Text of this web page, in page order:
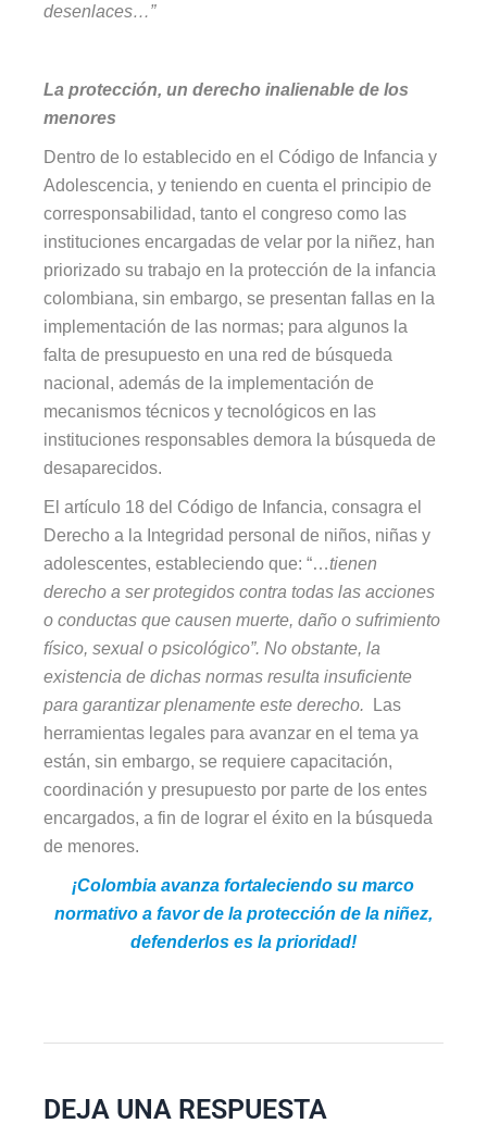
desenlaces…”
La protección, un derecho inalienable de los
menores
Dentro de lo establecido en el Código de Infancia y
Adolescencia, y teniendo en cuenta el principio de
corresponsabilidad, tanto el congreso como las
instituciones encargadas de velar por la niñez, han
priorizado su trabajo en la protección de la infancia
colombiana, sin embargo, se presentan fallas en la
implementación de las normas; para algunos la
falta de presupuesto en una red de búsqueda
nacional, además de la implementación de
mecanismos técnicos y tecnológicos en las
instituciones responsables demora la búsqueda de
desaparecidos.
El artículo 18 del Código de Infancia, consagra el
Derecho a la Integridad personal de niños, niñas y
adolescentes, estableciendo que: “…tienen
derecho a ser protegidos contra todas las acciones
o conductas que causen muerte, daño o sufrimiento
físico, sexual o psicológico”.No obstante, la
existencia de dichas normas resulta insuficiente
para garantizar plenamente este derecho.
Las
herramientas legales para avanzar en el tema ya
están, sin embargo, se requiere capacitación,
coordinación y presupuesto por parte de los entes
encargados, a fin de lograr el éxito en la búsqueda
de menores.
¡Colombia avanza fortaleciendo su marco
normativo a favor de la protección de la niñez,
defenderlos es la prioridad!
DEJA UNA RESPUESTA